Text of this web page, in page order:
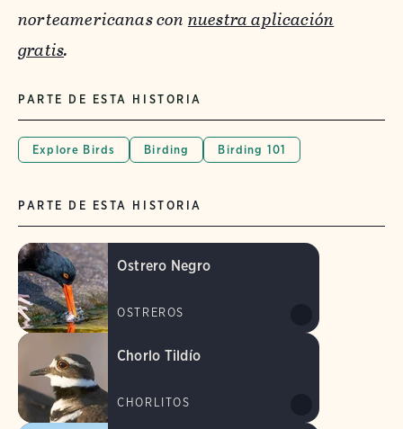
norteamericanas connuestra aplicación
gratis.
PARTE DE ESTA HISTORIA
Explore Birds Birding Birding 101
PARTE DE ESTA HISTORIA
Ostrero Negro
OSTREROS
Chorlo Tildío
CHORLITOS